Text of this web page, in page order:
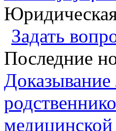
Задать
Последние